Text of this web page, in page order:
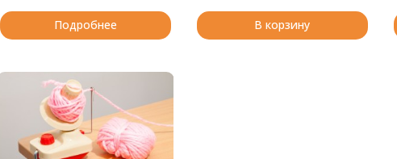
Подробнее В корзину